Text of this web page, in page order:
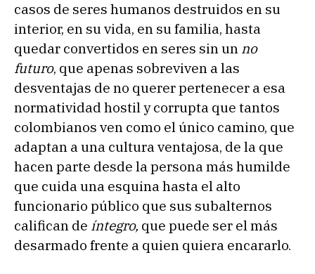
casos de seres humanos destruidos en su
interior, en su vida, en su familia, hasta
quedar convertidos en seres sin un no
futuro, que apenas sobreviven a las
desventajas de no querer pertenecer a esa
normatividad hostil y corrupta que tantos
colombianos ven como el único camino, que
adaptan a una cultura ventajosa, de la que
hacen parte desde la persona más humilde
que cuida una esquina hasta el alto
funcionario público que sus subalternos
califican de íntegro, que puede ser el más
desarmado frente a quien quiera encararlo.